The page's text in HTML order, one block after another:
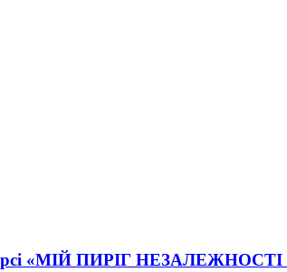
«МІЙ ПИРІГ НЕЗАЛЕЖНОСТІ